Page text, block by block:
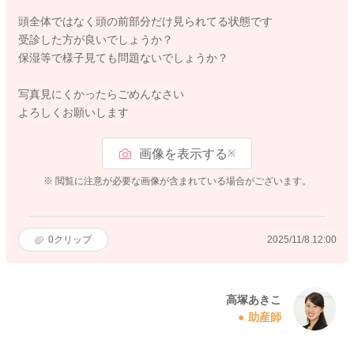
頭全体ではなく頭の前部分だけ見られてる状態です
受診した方が良いでしょうか？
保湿等で様子見ても問題ないでしょうか？
写真見にくかったらごめんなさい
よろしくお願いします
画像を表示する※
※ 閲覧に注意が必要な画像が含まれている場合がございます。
0クリップ 2025/11/8 12:00
高塚あきこ
助産師